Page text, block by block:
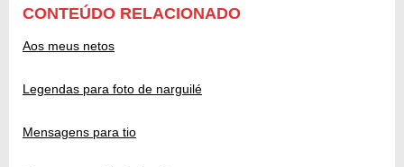
CONTEÚDO RELACIONADO
Aos meus netos
Legendas para foto de narguilé
Mensagens para tio